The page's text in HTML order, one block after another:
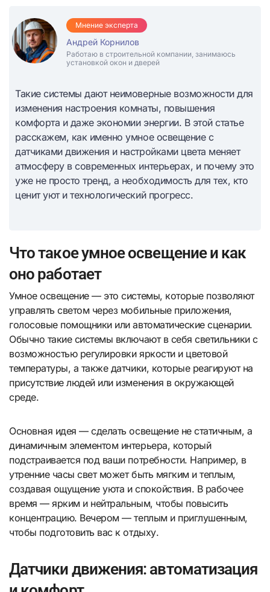
Мнение эксперта
Андрей Корнилов
Работаю в строительной компании, занимаюсь
установкой окон и дверей
Такие системы дают неимоверные возможности для
изменения настроения комнаты, повышения
комфорта и даже экономии энергии. В этой статье
расскажем, как именно умное освещение с
датчиками движения и настройками цвета меняет
атмосферу в современных интерьерах, и почему это
уже не просто тренд, а необходимость для тех, кто
ценит уют и технологический прогресс.
Что такое умное освещение и как
оно работает
Умное освещение — это системы, которые позволяют
управлять светом через мобильные приложения,
голосовые помощники или автоматические сценарии.
Обычно такие системы включают в себя светильники с
возможностью регулировки яркости и цветовой
температуры, а также датчики, которые реагируют на
присутствие людей или изменения в окружающей
среде.
Основная идея — сделать освещение не статичным, а
динамичным элементом интерьера, который
подстраивается под ваши потребности. Например, в
утренние часы свет может быть мягким и теплым,
создавая ощущение уюта и спокойствия. В рабочее
время — ярким и нейтральным, чтобы повысить
концентрацию. Вечером — теплым и приглушенным,
чтобы подготовить вас к отдыху.
Датчики движения: автоматизация